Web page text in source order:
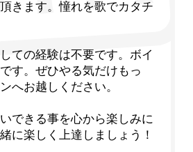
きます。憧れを歌でカタチ
ての経験は不要です。ボイ
す。ぜひやる気だけもっ
へお越しください。
できる事を心から楽しみに
に楽しく上達しましょう！